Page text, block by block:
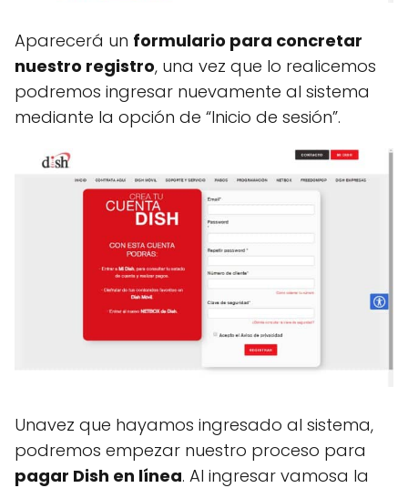
Aparecerá un formulario para concretar
nuestro registro, una vez que lo realicemos
podremos ingresar nuevamente al sistema
mediante la opción de “Inicio de sesión”.
Unavez que hayamos ingresado al sistema,
podremos empezar nuestro proceso para
pagar Dish en línea. Al ingresar vamosa la